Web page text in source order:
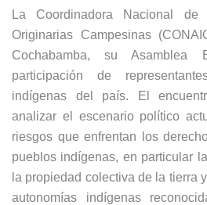
La Coordinadora Nacional de
Originarias Campesinas
Cochabamba, su Asamblea
participación de
indígenas del país. El
analizar el escenario político
riesgos que enfrentan los
pueblos indígenas, en particular
la propiedad colectiva de la tierra
autonomías indígenas